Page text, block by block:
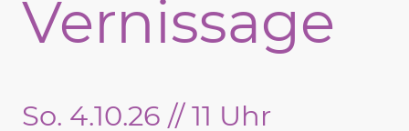
Vernissage
So. 4.10.26 // 11 Uhr